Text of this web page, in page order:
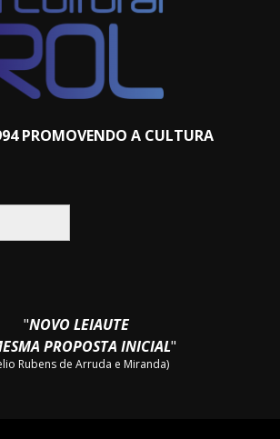
PROMOVENDO A CULTURA
"NOVO LEIAUTE
PROPOSTA INICIAL"
Rubens de Arruda e Miranda)